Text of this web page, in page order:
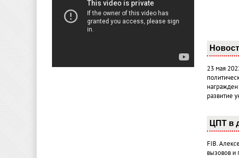
23 мая
развитие
ЦПТ в
FIB.
вызовов и